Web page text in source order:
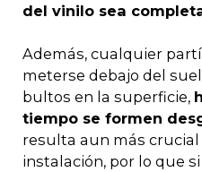
del vinilo sea
Además, cualquier
meterse debajo del
bultos en la superficie,
tiempo se formen
resulta aun más crucial
instalación, por lo que